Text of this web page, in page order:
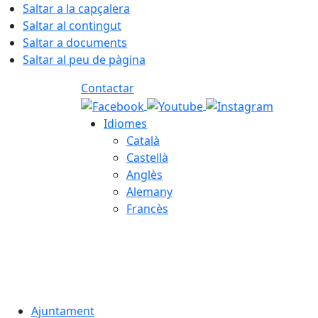
Saltar a la capçalera
Saltar al contingut
Saltar a documents
Saltar al peu de pàgina
Contactar
Idiomes
Català
Castellà
Anglès
Alemany
Francès
Ajuntament